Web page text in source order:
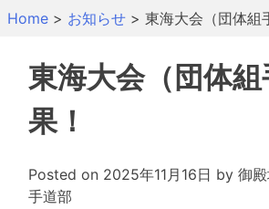
SkipHome > お知らせ > 東海大会（団体組
東海大会（団体
果！
Posted on 2025年11月16日 by 御
手道部